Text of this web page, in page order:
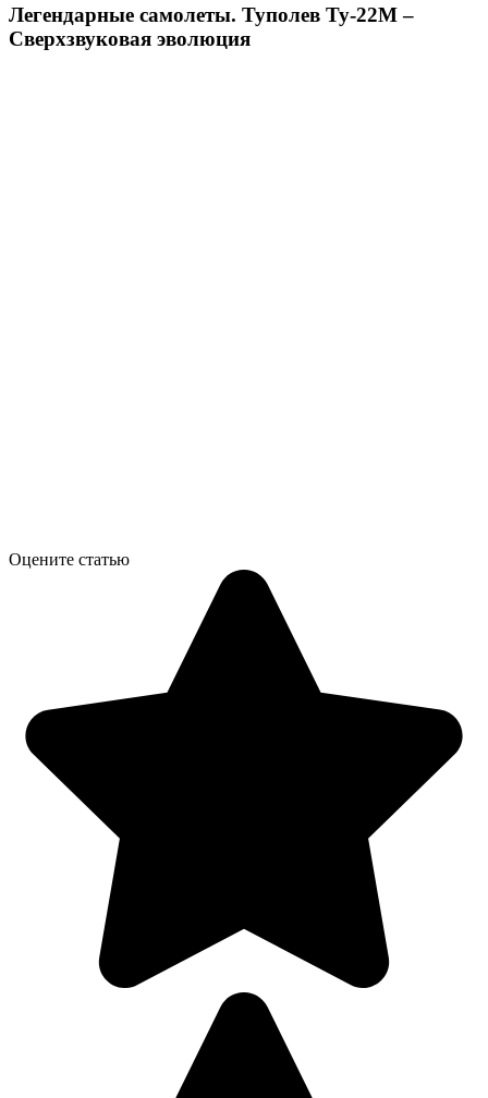
Легендарные самолеты. Туполев Ту-22М –
Сверхзвуковая эволюция
Оцените статью